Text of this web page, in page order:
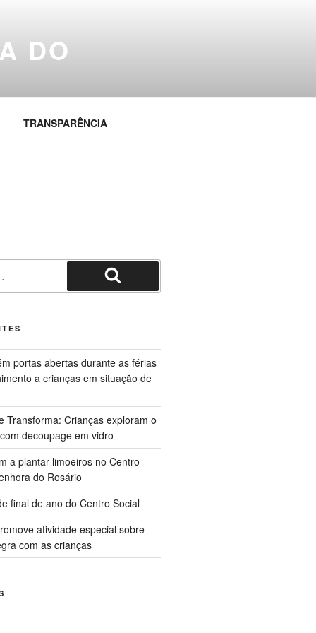
DO
TRANSPARÊNCIA
Pesquisar
portas abertas durante as férias
a crianças em situação de
Transforma: Crianças exploram o
decoupage em vidro
a plantar limoeiros no Centro
do Rosário
final de ano do Centro Social
atividade especial sobre
com as crianças